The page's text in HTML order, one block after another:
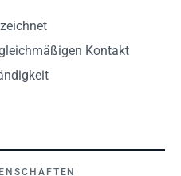
Kontakt